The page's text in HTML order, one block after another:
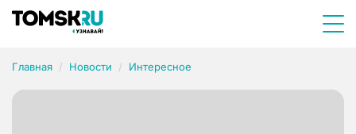
Главная Новости Интересное